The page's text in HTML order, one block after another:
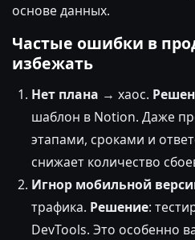
основе данных.
Частые ошибки в
избежать
Нет плана → хаос.
шаблон в Notion. Даже
этапами, сроками и
снижает количество
Игнор мобильной
трафика. Решение:
DevTools. Это особенно